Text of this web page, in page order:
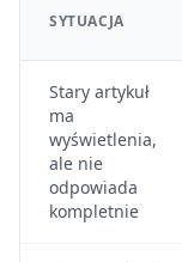
SYTUACJA
Stary artykuł
ma
wyświetlenia,
ale nie
odpowiada
kompletnie